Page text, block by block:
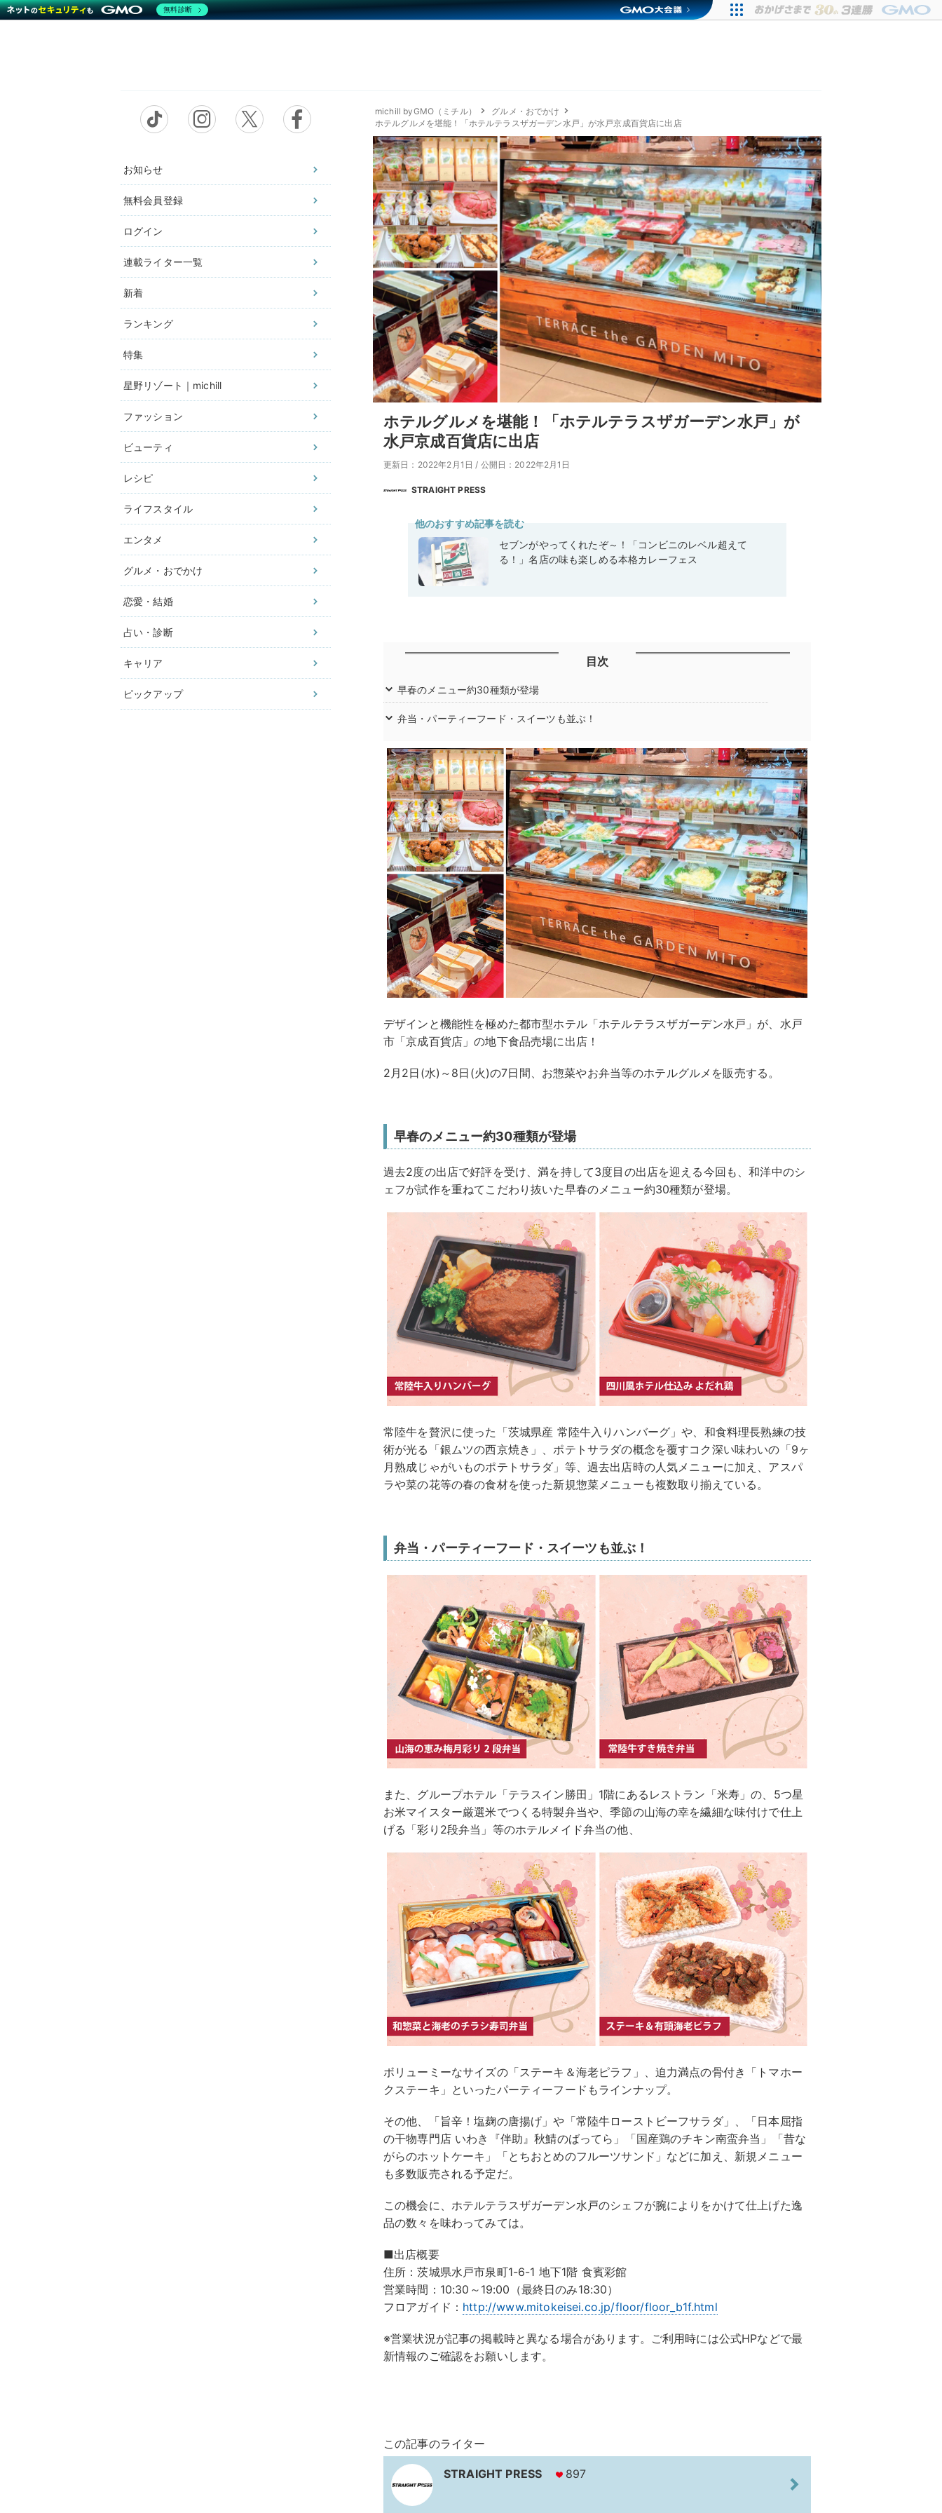
お知らせ
無料会員登録
ログイン
連載ライター一覧
新着
ランキング
特集
星野リゾート｜michill
ファッション
ビューティ
レシピ
ライフスタイル
エンタメ
グルメ・おでかけ
恋愛・結婚
占い・診断
キャリア
ピックアップ
michill byGMO（ミチル）
グルメ・おでかけ
ホテルグルメを堪能！「ホテルテラスザガーデン水戸」が水戸京成百貨店に出店
ホテルグルメを堪能！「ホテルテラスザガーデン水戸」が
水戸京成百貨店に出店
更新日：2022年2月1日 / 公開日：2022年2月1日
STRAIGHT PRESS
他のおすすめ記事を読む
セブンがやってくれたぞ～！「コンビニのレベル超えて
る！」名店の味も楽しめる本格カレーフェス
目次
早春のメニュー約30種類が登場
弁当・パーティーフード・スイーツも並ぶ！
デザインと機能性を極めた都市型ホテル「ホテルテラスザガーデン水戸」が、水戸
市「京成百貨店」の地下食品売場に出店！
2月2日(水)～8日(火)の7日間、お惣菜やお弁当等のホテルグルメを販売する。
早春のメニュー約30種類が登場
過去2度の出店で好評を受け、満を持して3度目の出店を迎える今回も、和洋中のシ
ェフが試作を重ねてこだわり抜いた早春のメニュー約30種類が登場。
常陸牛を贅沢に使った「茨城県産 常陸牛入りハンバーグ」や、和食料理長熟練の技
術が光る「銀ムツの西京焼き」、ポテトサラダの概念を覆すコク深い味わいの「9ヶ
月熟成じゃがいものポテトサラダ」等、過去出店時の人気メニューに加え、アスパ
ラや菜の花等の春の食材を使った新規惣菜メニューも複数取り揃えている。
弁当・パーティーフード・スイーツも並ぶ！
また、グループホテル「テラスイン勝田」1階にあるレストラン「米寿」の、5つ星
お米マイスター厳選米でつくる特製弁当や、季節の山海の幸を繊細な味付けで仕上
げる「彩り2段弁当」等のホテルメイド弁当の他、
ボリューミーなサイズの「ステーキ＆海老ピラフ」、迫力満点の骨付き「トマホー
クステーキ」といったパーティーフードもラインナップ。
その他、「旨辛！塩麹の唐揚げ」や「常陸牛ローストビーフサラダ」、「日本屈指
の干物専門店 いわき『伴助』秋鯖のばってら」「国産鶏のチキン南蛮弁当」「昔な
がらのホットケーキ」「とちおとめのフルーツサンド」などに加え、新規メニュー
も多数販売される予定だ。
この機会に、ホテルテラスザガーデン水戸のシェフが腕によりをかけて仕上げた逸
品の数々を味わってみては。
■出店概要
住所：茨城県水戸市泉町1-6-1 地下1階 食賓彩館
営業時間：10:30～19:00（最終日のみ18:30）
フロアガイド： http://www.mitokeisei.co.jp/floor/floor_b1f.html
※営業状況が記事の掲載時と異なる場合があります。ご利用時には公式HPなどで最
新情報のご確認をお願いします。
この記事のライター
STRAIGHT PRESS 897
無料診断